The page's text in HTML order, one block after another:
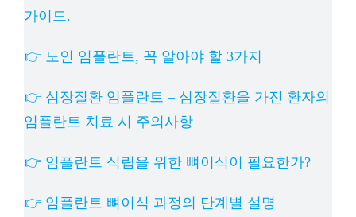
가이드.
👉 노인 임플란트, 꼭 알아야 할 3가지
👉 심장질환 임플란트 – 심장질환을 가진 환자의
임플란트 치료 시 주의사항
👉 임플란트 식립을 위한 뼈이식이 필요한가?
👉 임플란트 뼈이식 과정의 단계별 설명